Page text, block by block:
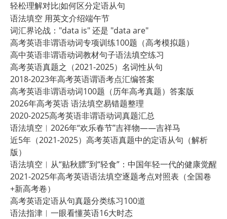
轻松理解对比|如何区分定语从句
语法填空 用英文介绍端午节
词汇界论战："data is" 还是 "data are"
高考英语非谓语动词专项训练100题（高考模拟题）
高中英语非谓语动词教材句子语法填空练习
高考英语真题之（2021-2025）名词性从句
2018-2023年高考英语谓语考点汇编答案
高考英语非谓语动词100题（历年高考真题）答案版
2026年高考英语 语法填空易错题整理
2020-2025高考英语非谓语动词真题汇总
语法填空︱2026年“欢乐春节”吉祥物——吉祥马
近5年（2021-2025）高考英语真题中的定语从句（解析
版）
语法填空︱从“贴秋膘”到“轻食”：中国年轻一代的健康觉醒
2021-2025年高考英语语法填空逐题考点对照表（全国卷
+新高考卷）
高考英语定语从句真题分类练习100道
语法指津︱一眼看懂英语16大时态